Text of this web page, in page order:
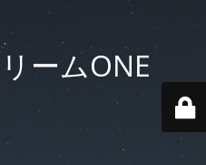
ームONE